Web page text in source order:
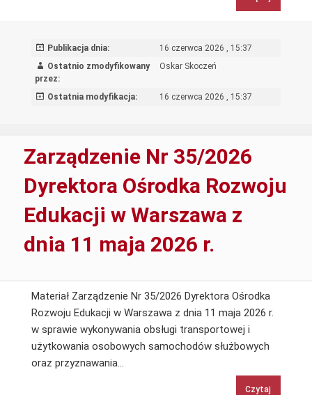
woźna
Publikacja dnia:
16 czerwca 2026 , 15:37
Ostatnio zmodyfikowany
przez:
Oskar Skoczeń
Ostatnia modyfikacja: 16 czerwca 2026 , 15:37
Zarządzenie Nr 35/2026
Dyrektora Ośrodka Rozwoju
Edukacji w Warszawa z
dnia 11 maja 2026 r.
Materiał Zarządzenie Nr 35/2026 Dyrektora Ośrodka
Rozwoju Edukacji w Warszawa z dnia 11 maja 2026 r.
w sprawie wykonywania obsługi transportowej i
użytkowania osobowych samochodów służbowych
oraz przyznawania…
Czytaj